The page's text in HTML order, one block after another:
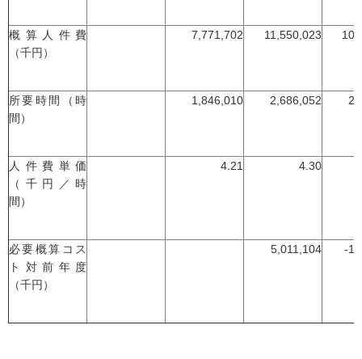
概算人件費
（千円）
7,771,702 11,550,023
所要時間（時
間）
1,846,010 2,686,052
人件費単価
（千円／時
間）
4.21 4.30
必要概算コス
ト対前年度
（千円）
5,011,104 -